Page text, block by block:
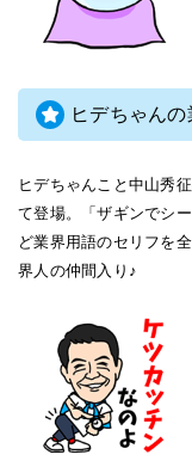
ヒデちゃん
ヒデちゃんこと中山秀
て登場。「ザギンでシ
ど業界用語のセリフを
界人の仲間入り♪